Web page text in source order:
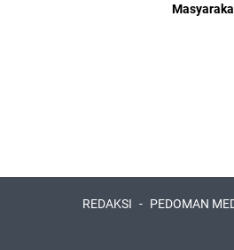
REDAKSI PEDOMAN